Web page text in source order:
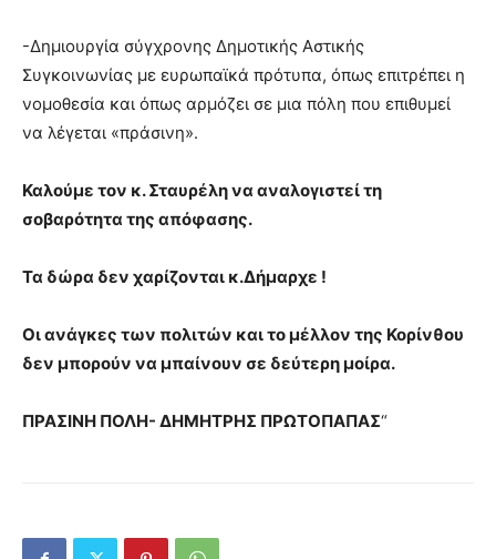
-Δημιουργία σύγχρονης Δημοτικής Αστικής
Συγκοινωνίας με ευρωπαϊκά πρότυπα, όπως επιτρέπει η
νομοθεσία και όπως αρμόζει σε μια πόλη που επιθυμεί
να λέγεται «πράσινη».
Καλούμε τον κ. Σταυρέλη να αναλογιστεί τη
σοβαρότητα της απόφασης.
Τα δώρα δεν χαρίζονται κ.Δήμαρχε !
Οι ανάγκες των πολιτών και το μέλλον της Κορίνθου
δεν μπορούν να μπαίνουν σε δεύτερη μοίρα.
ΠΡΑΣΙΝΗ ΠΟΛΗ- ΔΗΜΗΤΡΗΣ ΠΡΩΤΟΠΑΠΑΣ“